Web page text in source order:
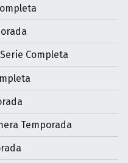
Completa
Temporada